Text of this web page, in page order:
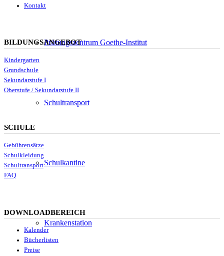
Prüfungszentrum Goethe-Institut
Schultransport
Schulkantine
Krankenstation
Kontakt
BILDUNGSANGEBOT
Kindergarten
Grundschule
Sekundarstufe I
Oberstufe / Sekundarstufe II
SCHULE
Gebührensätze
Schulkleidung
Schultransport
FAQ
DOWNLOADBEREICH
Kalender
Bücherlisten
Preise